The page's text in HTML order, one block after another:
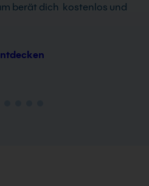
berät dich kostenlos und